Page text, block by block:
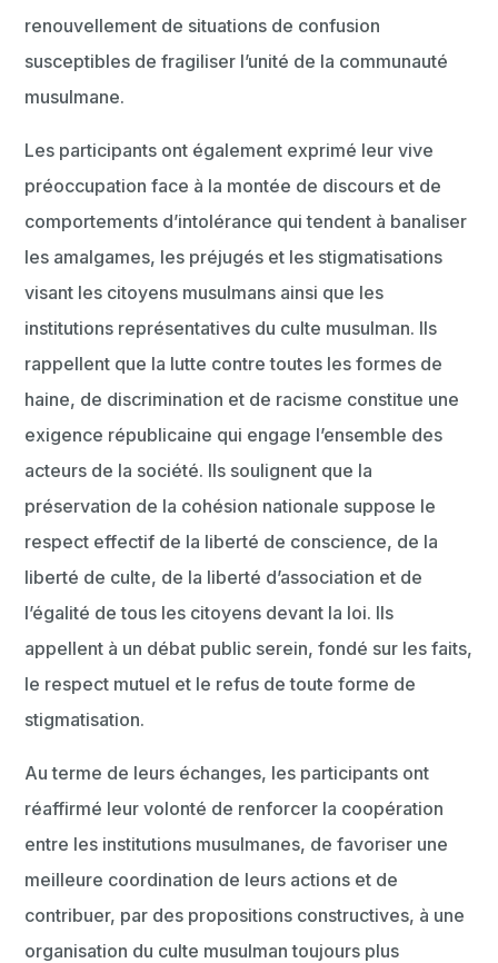
renouvellement de situations de confusion
susceptibles de fragiliser l’unité de la communauté
musulmane.
Les participants ont également exprimé leur vive
préoccupation face à la montée de discours et de
comportements d’intolérance qui tendent à banaliser
les amalgames, les préjugés et les stigmatisations
visant les citoyens musulmans ainsi que les
institutions représentatives du culte musulman. Ils
rappellent que la lutte contre toutes les formes de
haine, de discrimination et de racisme constitue une
exigence républicaine qui engage l’ensemble des
acteurs de la société. Ils soulignent que la
préservation de la cohésion nationale suppose le
respect effectif de la liberté de conscience, de la
liberté de culte, de la liberté d’association et de
l’égalité de tous les citoyens devant la loi. Ils
appellent à un débat public serein, fondé sur les faits,
le respect mutuel et le refus de toute forme de
stigmatisation.
Au terme de leurs échanges, les participants ont
réaffirmé leur volonté de renforcer la coopération
entre les institutions musulmanes, de favoriser une
meilleure coordination de leurs actions et de
contribuer, par des propositions constructives, à une
organisation du culte musulman toujours plus